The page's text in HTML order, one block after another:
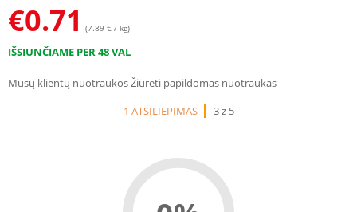
€0.71 (7.89 € / kg)
IŠSIUNČIAME PER 48 VAL
Mūsų klientų nuotraukosŽiūrėti papildomas nuotraukas
1 ATSILIEPIMAS
3 z 5